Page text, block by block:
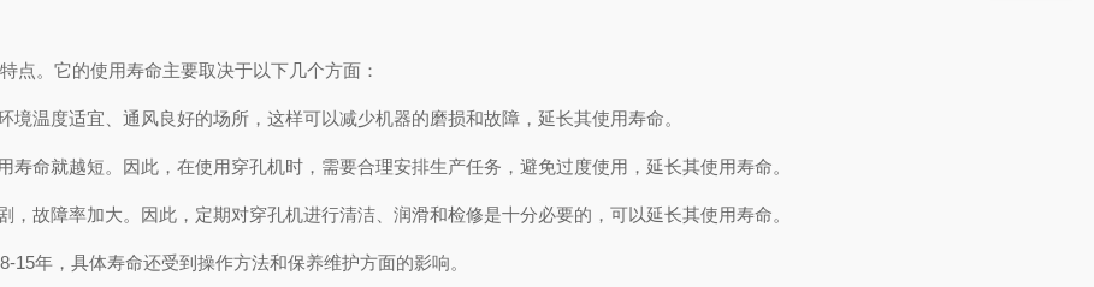
点。它的使用寿命主要取决于以下几个方面：
温度适宜、通风良好的场所，这样可以减少机器的磨损和故障，延长其使用寿命。
命就越短。因此，在使用穿孔机时，需要合理安排生产任务，避免过度使用，延长其使用寿命。
故障率加大。因此，定期对穿孔机进行清洁、润滑和检修是十分必要的，可以延长其使用寿命。
年，具体寿命还受到操作方法和保养维护方面的影响。